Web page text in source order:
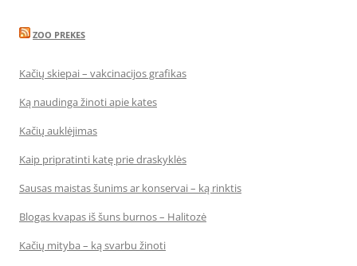
ZOO PREKES
Kačių skiepai – vakcinacijos grafikas
Ką naudinga žinoti apie kates
Kačių auklėjimas
Kaip pripratinti katę prie draskyklės
Sausas maistas šunims ar konservai – ką rinktis
Blogas kvapas iš šuns burnos – Halitozė
Kačių mityba – ką svarbu žinoti